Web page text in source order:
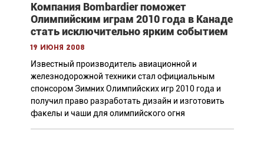
Компания Bombardier поможет
Олимпийским играм 2010 года в Канаде
стать исключительно ярким событием
19 июня 2008
Известный производитель авиационной и
железнодорожной техники стал официальным
спонсором Зимних Олимпийских игр 2010 года и
получил право разработать дизайн и изготовить
факелы и чаши для олимпийского огня